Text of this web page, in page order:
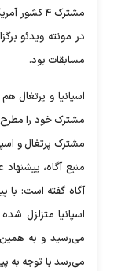
مسابقات بود.
اسپانیا و پرتغال
مشترک خود را مطرح
مشترک پرتغال و
منبع آگاه،
آگاه گفته است: با
اسپانیا متزلزل
می‌رسید و به همین
می‌رسد با توجه به